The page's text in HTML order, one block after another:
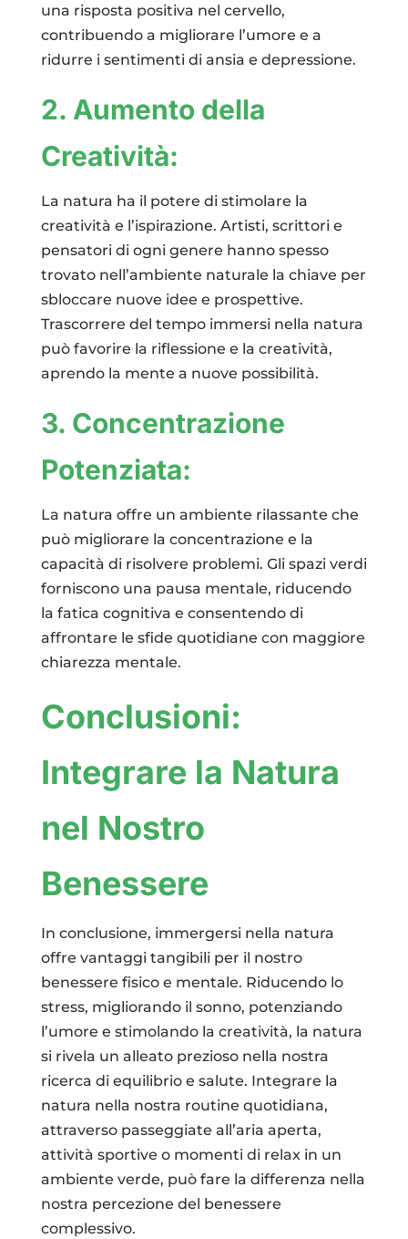
una risposta positiva nel cervello,
contribuendo a migliorare l’umore e a
ridurre i sentimenti di ansia e depressione.
2. Aumento della
Creatività:
La natura ha il potere di stimolare la
creatività e l’ispirazione. Artisti, scrittori e
pensatori di ogni genere hanno spesso
trovato nell’ambiente naturale la chiave per
sbloccare nuove idee e prospettive.
Trascorrere del tempo immersi nella natura
può favorire la riflessione e la creatività,
aprendo la mente a nuove possibilità.
3. Concentrazione
Potenziata:
La natura offre un ambiente rilassante che
può migliorare la concentrazione e la
capacità di risolvere problemi. Gli spazi verdi
forniscono una pausa mentale, riducendo
la fatica cognitiva e consentendo di
affrontare le sfide quotidiane con maggiore
chiarezza mentale.
Conclusioni:
Integrare la Natura
nel Nostro
Benessere
In conclusione, immergersi nella natura
offre vantaggi tangibili per il nostro
benessere fisico e mentale. Riducendo lo
stress, migliorando il sonno, potenziando
l’umore e stimolando la creatività, la natura
si rivela un alleato prezioso nella nostra
ricerca di equilibrio e salute. Integrare la
natura nella nostra routine quotidiana,
attraverso passeggiate all’aria aperta,
attività sportive o momenti di relax in un
ambiente verde, può fare la differenza nella
nostra percezione del benessere
complessivo.